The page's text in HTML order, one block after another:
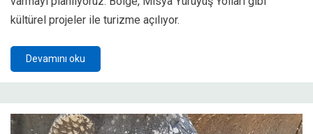
kültürel projeler ile turizme açılıyor.
Devamını oku